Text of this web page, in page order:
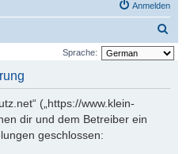
Anmelden
u
Sprache:
(„https://www.klein-
dir und dem Betreiber ein
geschlossen: